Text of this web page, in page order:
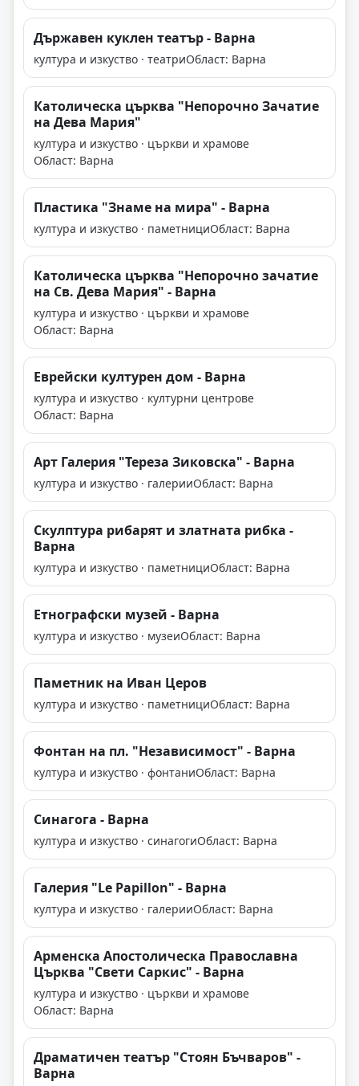
Държавен куклен театър - Варна
култура и изкуство · театриОбласт: Варна
Католическа църква "Непорочно Зачатие
на Дева Мария"
култура и изкуство · църкви и храмове
Област: Варна
Пластика "Знаме на мира" - Варна
култура и изкуство · паметнициОбласт: Варна
Католическа църква "Непорочно зачатие
на Св. Дева Мария" - Варна
култура и изкуство · църкви и храмове
Област: Варна
Еврейски културен дом - Варна
култура и изкуство · културни центрове
Област: Варна
Арт Галерия "Тереза Зиковска" - Варна
култура и изкуство · галерииОбласт: Варна
Скулптура рибарят и златната рибка -
Варна
култура и изкуство · паметнициОбласт: Варна
Етнографски музей - Варна
култура и изкуство · музеиОбласт: Варна
Паметник на Иван Церов
култура и изкуство · паметнициОбласт: Варна
Фонтан на пл. "Независимост" - Варна
култура и изкуство · фонтаниОбласт: Варна
Синагога - Варна
култура и изкуство · синагогиОбласт: Варна
Галерия "Le Papillоn" - Варна
култура и изкуство · галерииОбласт: Варна
Арменска Апостолическа Православна
Църква "Свети Саркис" - Варна
култура и изкуство · църкви и храмове
Област: Варна
Драматичен театър "Стоян Бъчваров" -
Варна